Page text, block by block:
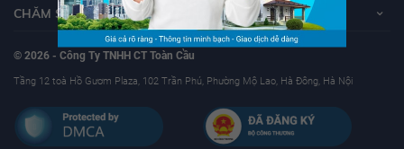
CHĂM SÓC KHÁCH HÀNG
© 2026 - Công Ty TNHH CT Toàn Cầu
Tầng 12 toà Hồ Gươm Plaza, 102 Trần Phú, Phường Mộ Lao, Hà Đông, Hà Nội